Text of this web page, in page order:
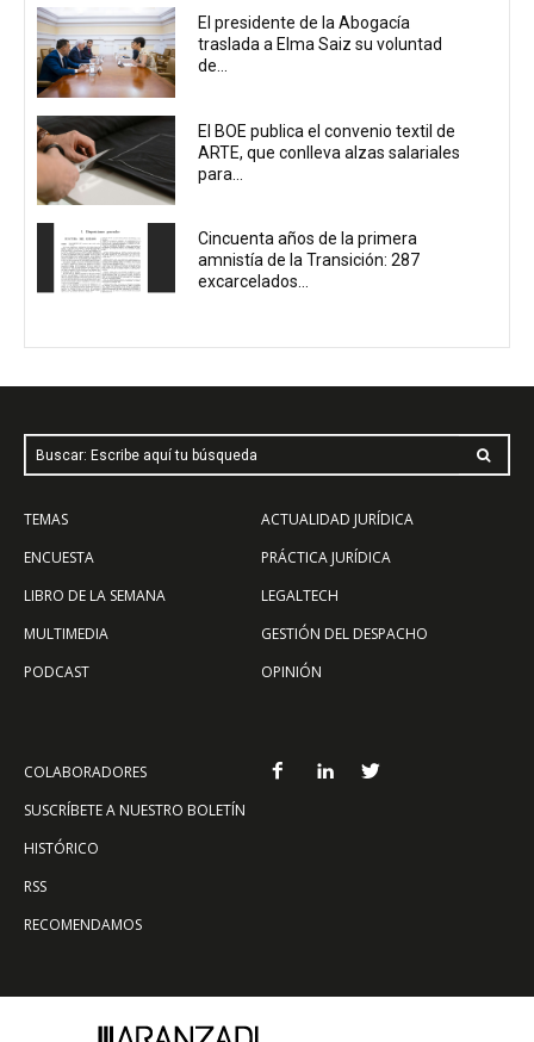
El presidente de la Abogacía
traslada a Elma Saiz su voluntad
de...
El BOE publica el convenio textil de
ARTE, que conlleva alzas salariales
para...
Cincuenta años de la primera
amnistía de la Transición: 287
excarcelados...
Buscar: Escribe aquí tu búsqueda
TEMAS
ENCUESTA
LIBRO DE LA SEMANA
MULTIMEDIA
PODCAST
ACTUALIDAD JURÍDICA
PRÁCTICA JURÍDICA
LEGALTECH
GESTIÓN DEL DESPACHO
OPINIÓN
COLABORADORES
SUSCRÍBETE A NUESTRO BOLETÍN
HISTÓRICO
RSS
RECOMENDAMOS